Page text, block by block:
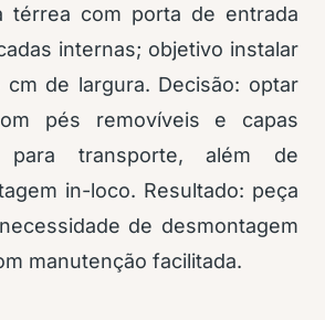
térrea com porta de entrada
internas; objetivo instalar
de largura. Decisão: optar
pés removíveis e capas
para transporte, além de
in-loco. Resultado: peça
de desmontagem
manutenção facilitada.